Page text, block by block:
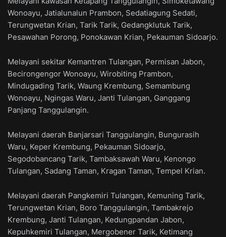
Wonoayu, Jatialunalun Prambon, Sedatiagung Sedati,
Terungwetan Krian, Tarik Tarik, Gedangklutuk Tarik,
Pesawahan Porong, Ponokawan Krian, Pekauman Sidoarjo.
Melayani sekitar Kemantren Tulangan, Permisan Jabon,
Becirongengor Wonoayu, Wirobiting Prambon,
Mindugading Tarik, Waung Krembung, Semambung
Wonoayu, Ngingas Waru, Janti Tulangan, Ganggang
Panjang Tanggulangin.
Melayani daerah Banjarsari Tanggulangin, Bungurasih
Waru, Keper Krembung, Pekauman Sidoarjo,
Segodobancang Tarik, Tambaksawah Waru, Kenongo
Tulangan, Sadang Taman, Kragan Taman, Tempel Krian.
Melayani daerah Pangkemiri Tulangan, Kemuning Tarik,
Terungwetan Krian, Boro Tanggulangin, Tambakrejo
Krembung, Janti Tulangan, Kedungpandan Jabon,
Kepuhkemiri Tulangan, Mergobener Tarik, Ketimang